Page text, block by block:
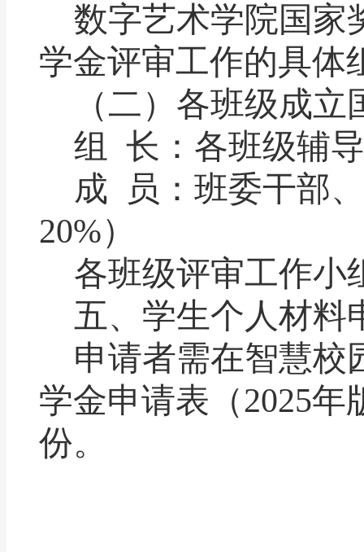
数字艺术学院国家
学金评审工作的具体
（二）各班级成
组
长：各班级辅
成
员：班委干部
20%）
各班级评审工作小
五、 学生个人材料
申请者需在智慧校
学金申请表（2025年
份。